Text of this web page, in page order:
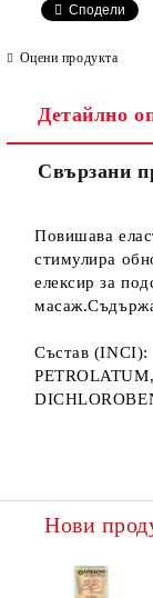
Ние ще се
Сподели
Оцени продукта
Детайлно
Свързани
Повишава
стимулира
елексир за
Състав (INCI):
Нови